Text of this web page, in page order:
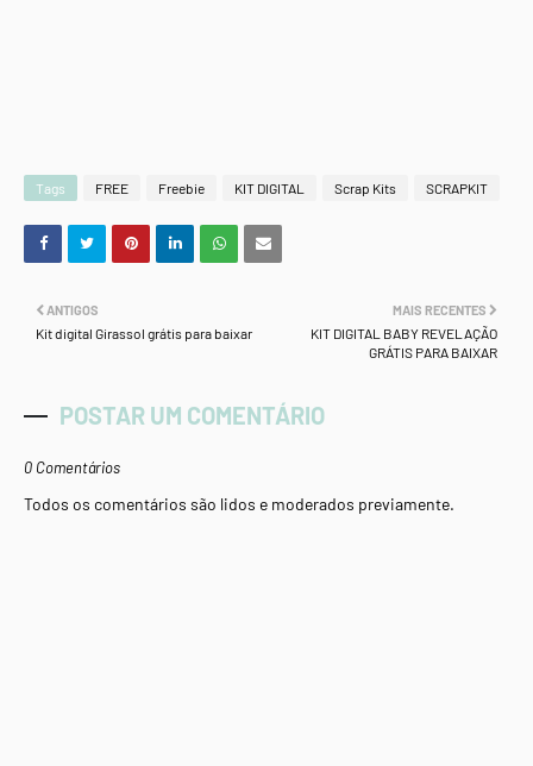
Tags FREE Freebie KIT DIGITAL Scrap Kits SCRAPKIT
MAIS RECENTES
KIT DIGITAL BABY REVELAÇÃO
GRÁTIS PARA BAIXAR
ANTIGOS
Kit digital Girassol grátis para baixar
POSTAR UM COMENTÁRIO
0 Comentários
Todos os comentários são lidos e moderados previamente.